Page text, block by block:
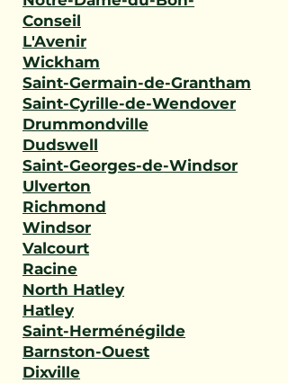
Conseil
L'Avenir
Wickham
Saint-Germain-de-Grantham
Saint-Cyrille-de-Wendover
Drummondville
Dudswell
Saint-Georges-de-Windsor
Ulverton
Richmond
Windsor
Valcourt
Racine
North Hatley
Hatley
Saint-Herménégilde
Barnston-Ouest
Dixville